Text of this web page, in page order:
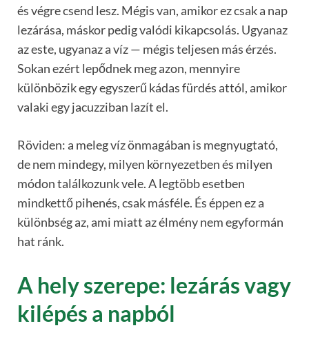
és végre csend lesz. Mégis van, amikor ez csak a nap
lezárása, máskor pedig valódi kikapcsolás. Ugyanaz
az este, ugyanaz a víz — mégis teljesen más érzés.
Sokan ezért lepődnek meg azon, mennyire
különbözik egy egyszerű kádas fürdés attól, amikor
valaki egy jacuzziban lazít el.
Röviden: a meleg víz önmagában is megnyugtató,
de nem mindegy, milyen környezetben és milyen
módon találkozunk vele. A legtöbb esetben
mindkettő pihenés, csak másféle. És éppen ez a
különbség az, ami miatt az élmény nem egyformán
hat ránk.
A hely szerepe: lezárás vagy
kilépés a napból